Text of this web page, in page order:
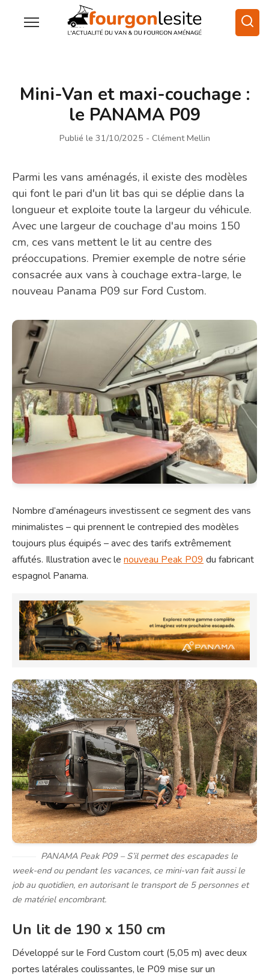
Mini-Van et maxi-couchage :
le PANAMA P09
Publié le 31/10/2025 - Clément Mellin
Parmi les vans aménagés, il existe des modèles
qui font le pari d'un lit bas qui se déplie dans la
longueur et exploite toute la largeur du véhicule.
Avec une largeur de couchage d'au moins 150
cm, ces vans mettent le lit au centre des
préoccupations. Premier exemple de notre série
consacrée aux vans à couchage extra-large, le
nouveau Panama P09 sur Ford Custom.
Nombre d’aménageurs investissent ce segment des vans
minimalistes – qui prennent le contrepied des modèles
toujours plus équipés – avec des tarifs extrêmement
affutés. Illustration avec le nouveau Peak P09 du fabricant
espagnol Panama.
PANAMA Peak P09 – S’il permet des escapades le
week-end ou pendant les vacances, ce mini-van fait aussi le
job au quotidien, en autorisant le transport de 5 personnes et
de matériel encombrant.
Un lit de 190 x 150 cm
Développé sur le Ford Custom court (5,05 m) avec deux
portes latérales coulissantes, le P09 mise sur un